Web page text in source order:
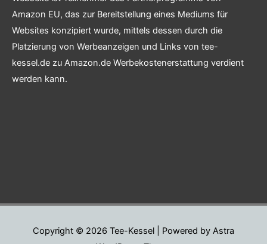
Amazon EU, das zur Bereitstellung eines Mediums für
Websites konzipiert wurde, mittels dessen durch die
Platzierung von Werbeanzeigen und Links von tee-
kessel.de zu Amazon.de Werbekostenerstattung verdient
werden kann.
Copyright © 2026 Tee-Kessel | Powered by Astra